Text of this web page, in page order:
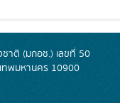
าติ (มกอช.) เลขที่ 50
ทพมหานคร 10900